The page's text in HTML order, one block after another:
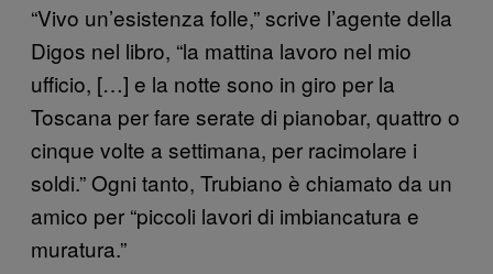
“Vivo un’esistenza folle,” scrive l’agente della
Digos nel libro, “la mattina lavoro nel mio
ufficio, […] e la notte sono in giro per la
Toscana per fare serate di pianobar, quattro o
cinque volte a settimana, per racimolare i
soldi.” Ogni tanto, Trubiano è chiamato da un
amico per “piccoli lavori di imbiancatura e
muratura.”